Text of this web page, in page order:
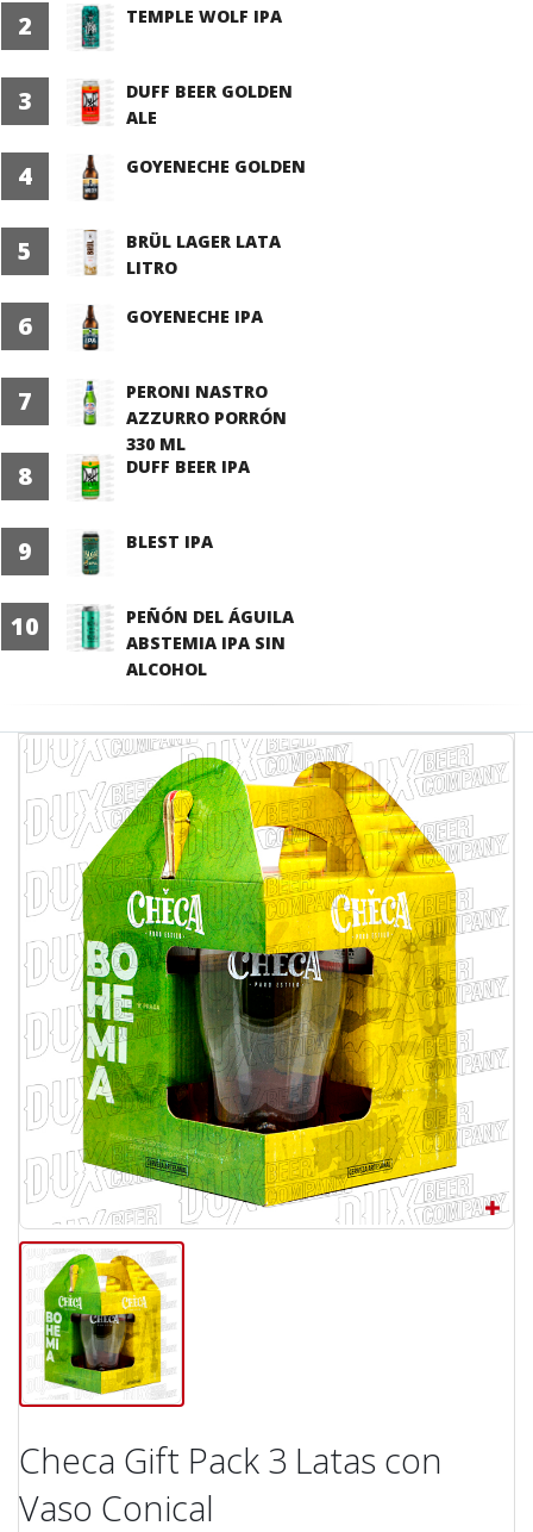
2 TEMPLE WOLF IPA
3
DUFF BEER GOLDEN
ALE
4 GOYENECHE GOLDEN
5
BRÜL LAGER LATA
LITRO
6 GOYENECHE IPA
7
PERONI NASTRO
AZZURRO PORRÓN
330 ML
8 DUFF BEER IPA
9 BLEST IPA
10
PEÑÓN DEL ÁGUILA
ABSTEMIA IPA SIN
ALCOHOL
Checa Gift Pack 3 Latas con
Vaso Conical